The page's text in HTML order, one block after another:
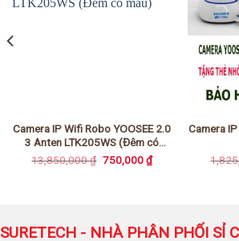
Camera IP Wifi Robo YOOSEE 2.0
3 Anten LTK205WS (Đêm có
màu)
13,850,000₫ Giá
750,000₫Giá
hiện
Camera
SURETECH - NHÀ PHÂN PHỐI SỈ